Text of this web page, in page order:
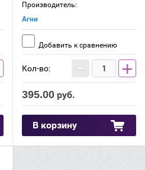
Производитель:
Агни
Добавить к сравнению
Кол-во: − +
395.00 руб.
В корзину